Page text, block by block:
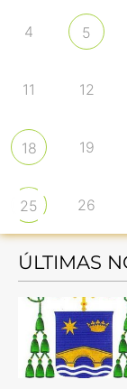
4 5
11 12
18 19
25 26
ÚLTIMAS